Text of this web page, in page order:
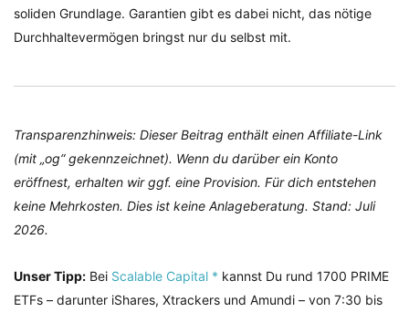
soliden Grundlage. Garantien gibt es dabei nicht, das nötige
Durchhaltevermögen bringst nur du selbst mit.
Transparenzhinweis: Dieser Beitrag enthält einen Affiliate-Link
(mit „og“ gekennzeichnet). Wenn du darüber ein Konto
eröffnest, erhalten wir ggf. eine Provision. Für dich entstehen
keine Mehrkosten. Dies ist keine Anlageberatung. Stand: Juli
2026.
Unser Tipp: Bei Scalable Capital * kannst Du rund 1700 PRIME
ETFs – darunter iShares, Xtrackers und Amundi – von 7:30 bis